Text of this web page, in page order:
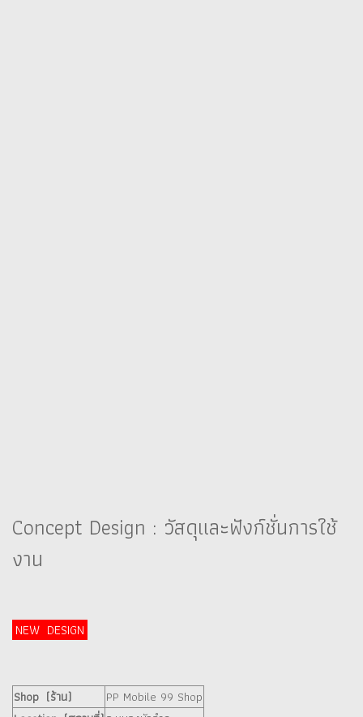
Concept Design : วัสดุและฟังก์ชั่นการใช้
งาน
NEW DESIGN
Shop (ร้าน)
PP Mobile 99 Shop